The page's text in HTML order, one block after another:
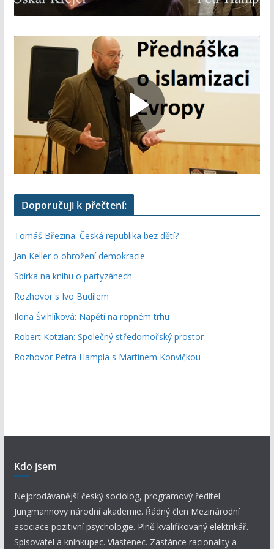
Doporučuji k přečtení:
Tomáš Březina: Česká republika bez dětí?
Jan Keller o ohrožení demokracie
Sbírka na knihu o partyzánech
Rozhovor s Ivo Budilem
Ilona Švihlíková: Napětí na ropném trhu
Robert Kotzian: Společný středomořský prostor
Rozhovor Petra Hampla s Martinem Konvičkou
Kdo jsem
Nejprodávanější český sociolog, programový ředitel
Jungmannovy národní akademie. Řádný člen Mezinárodní
asociace pozitivní psychologie. Plně kvalifikovaný elektrikář.
Spisovatel a knihkupec. Vlastenec. Zastánce racionality a